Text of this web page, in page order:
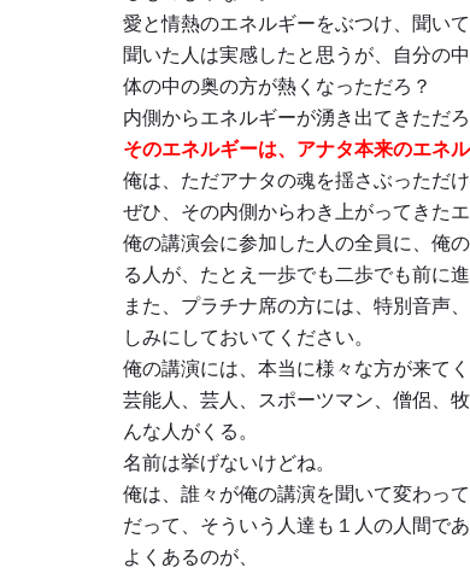
愛と情熱のエネルギーをぶつけ、聞い
聞いた人は実感したと思うが、自分の
体の中の奥の方が熱くなっただろ？
内側からエネルギーが湧き出てきただ
そのエネルギーは、アナタ本来のエネ
俺は、ただアナタの魂を揺さぶっただけ
ぜひ、その内側からわき上がってきた
俺の講演会に参加した人の全員に、俺
る人が、たとえ一歩でも二歩でも前に
また、プラチナ席の方には、特別音声
しみにしておいてください。
俺の講演には、本当に様々な方が来てく
芸能人、芸人、スポーツマン、僧侶、
んな人がくる。
名前は挙げないけどね。
俺は、誰々が俺の講演を聞いて変わっ
だって、そういう人達も１人の人間で
よくあるのが、